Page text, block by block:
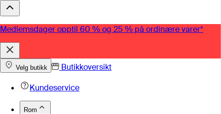
Medlemsdager opptil 60 % og 25 % på ordinære varer*
Velg butikk
Butikkoversikt
Kundeservice
Rom